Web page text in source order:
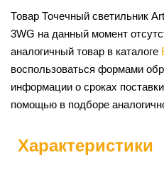
Товар Точечный светильник
3WG на данный момент
аналогичный товар в каталоге
воспользоваться формами
информации о сроках
помощью в подборе
Характеристики